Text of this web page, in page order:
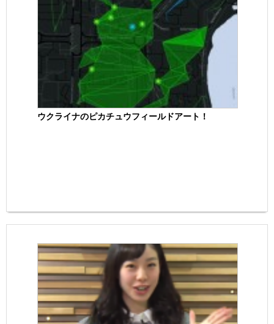
ウクライナのピカチュウフィールドアート！